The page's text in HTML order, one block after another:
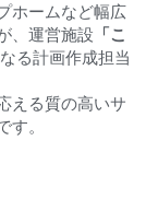
ホームなど幅広
、運営施設 「こ
る計画作成担当
える質の高いサ
。